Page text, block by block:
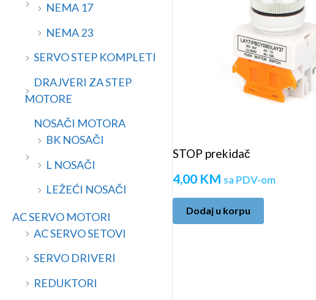
NEMA 17
NEMA 23
SERVO STEP KOMPLETI
DRAJVERI ZA STEP
MOTORE
NOSAČI MOTORA
BK NOSAČI
L NOSAČI
LEŽEĆI NOSAČI
AC SERVO MOTORI
AC SERVO SETOVI
SERVO DRIVERI
REDUKTORI
STOP prekidač
4,00 KM sa PDV-om
Dodaj u korpu